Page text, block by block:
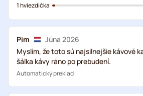
1 hviezdička
Pim
Júna 2026
Myslím, že toto sú najsilnejšie kávové
šálka kávy ráno po prebudení.
Automatický preklad